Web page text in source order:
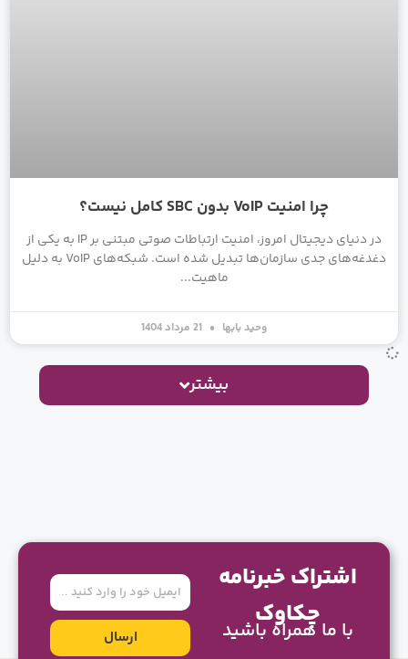
چرا امنیت VoIP بدون SBC کامل نیست؟
در دنیای دیجیتال امروز، امنیت ارتباطات صوتی مبتنی بر IP به یکی از
دغدغه‌های جدی سازمان‌ها تبدیل شده است. شبکه‌های VoIP به دلیل
ماهیت
وحید بابها
بیشتر
اشتراک خبرنامه
چکاوک
با ما همراه باشید
ایمیل
ارسال